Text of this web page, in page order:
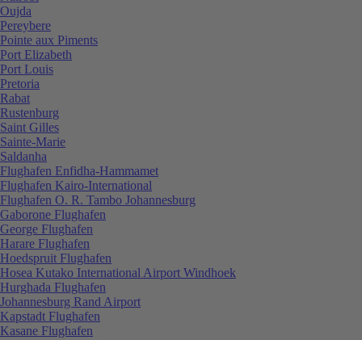
Oujda
Pereybere
Pointe aux Piments
Port Elizabeth
Port Louis
Pretoria
Rabat
Rustenburg
Saint Gilles
Sainte-Marie
Saldanha
Flughafen Enfidha-Hammamet
Flughafen Kairo-International
Flughafen O. R. Tambo Johannesburg
Gaborone Flughafen
George Flughafen
Harare Flughafen
Hoedspruit Flughafen
Hosea Kutako International Airport Windhoek
Hurghada Flughafen
Johannesburg Rand Airport
Kapstadt Flughafen
Kasane Flughafen